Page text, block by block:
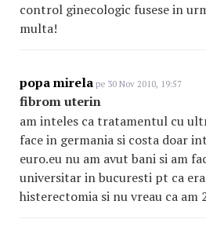
control ginecologic fusese in
multa!
popa mirela pe 30 Nov 2010, 19:57
fibrom uterin
am inteles ca tratamentul cu
face in germania si costa doar
euro.eu nu am avut bani si am
universitar in bucuresti pt ca
histerectomia si nu vreau ca am